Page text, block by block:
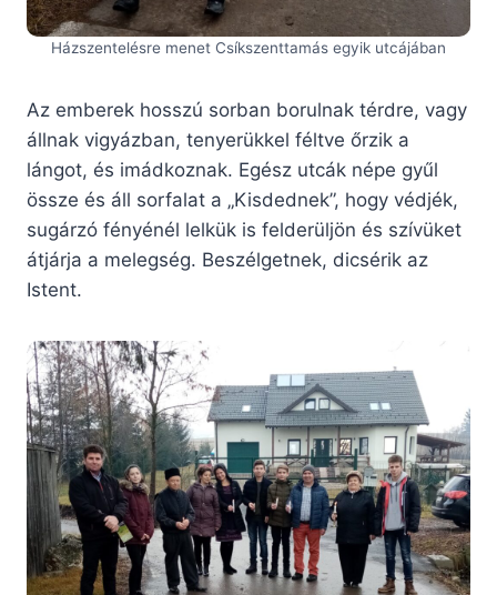
Házszentelésre menet Csíkszenttamás egyik utcájában
Az emberek hosszú sorban borulnak térdre, vagy
állnak vigyázban, tenyerükkel féltve őrzik a
lángot, és imádkoznak. Egész utcák népe gyűl
össze és áll sorfalat a „Kisdednek”, hogy védjék,
sugárzó fényénél lelkük is felderüljön és szívüket
átjárja a melegség. Beszélgetnek, dicsérik az
Istent.